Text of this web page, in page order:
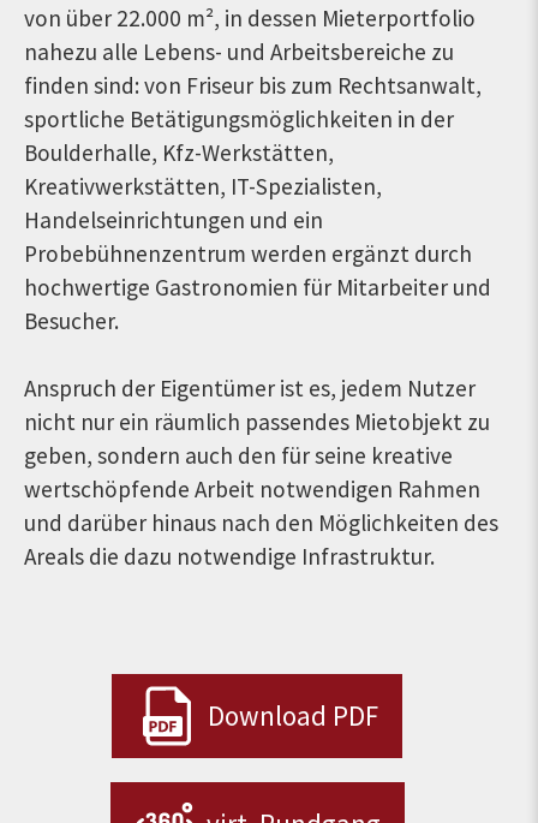
von über 22.000 m², in dessen Mieterportfolio
nahezu alle Lebens- und Arbeitsbereiche zu
finden sind: von Friseur bis zum Rechtsanwalt,
sportliche Betätigungsmöglichkeiten in der
Boulderhalle, Kfz-Werkstätten,
Kreativwerkstätten, IT-Spezialisten,
Handelseinrichtungen und ein
Probebühnenzentrum werden ergänzt durch
hochwertige Gastronomien für Mitarbeiter und
Besucher.
Anspruch der Eigentümer ist es, jedem Nutzer
nicht nur ein räumlich passendes Mietobjekt zu
geben, sondern auch den für seine kreative
wertschöpfende Arbeit notwendigen Rahmen
und darüber hinaus nach den Möglichkeiten des
Areals die dazu notwendige Infrastruktur.
Download PDF